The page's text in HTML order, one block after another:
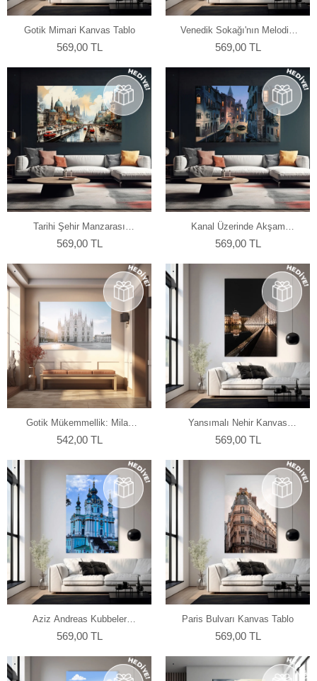
Gotik Mimari Kanvas Tablo
569,00 TL
Venedik Sokağı'nın Melodisi
Kanvas Tablo
569,00 TL
Tarihi Şehir Manzarası
Kanvas Tablo
569,00 TL
Kanal Üzerinde Akşam
Yürüyüşü Kanvas Tablo
569,00 TL
Gotik Mükemmellik: Milan
Katedrali Kanvas Tablo
542,00 TL
Yansımalı Nehir Kanvas
Tablo
569,00 TL
Aziz Andreas Kubbeler
Kanvas Tablo
569,00 TL
Paris Bulvarı Kanvas Tablo
569,00 TL